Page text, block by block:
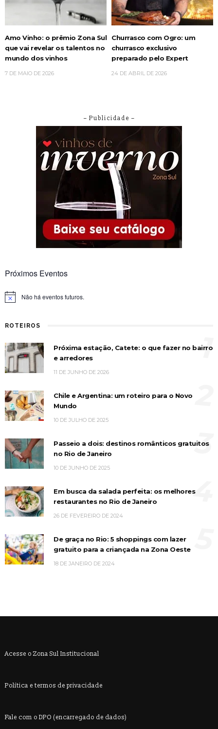
Amo Vinho: o prêmio Zona Sul
que vai revelar os talentos no
mundo dos vinhos
7 DE MAIO DE 2026
Churrasco com Ogro: um
churrasco exclusivo
preparado pelo Expert
24 DE ABRIL DE 2026
– Publicidade –
Próximos Eventos
Notice Não há eventos futuros.
ROTEIROS
Próxima estação, Catete: o que fazer no bairro
e arredores
11 DE JUNHO DE 2026
1
Chile e Argentina: um roteiro para o Novo
Mundo
10 DE JULHO DE 2025
Passeio a dois: destinos românticos gratuitos
no Rio de Janeiro
10 DE JUNHO DE 2025
3
Em busca da salada perfeita: os melhores
restaurantes no Rio de Janeiro
26 DE FEVEREIRO DE 2024
4
De graça no Rio: 5 shoppings com lazer
gratuito para a criançada na Zona Oeste
18 DE JANEIRO DE 2024
Acesse o Zona Sul Institucional
Política e termos de privacidade
Fale com o DPO (encarregado de dados)